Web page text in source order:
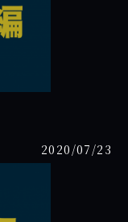
2020/07/23